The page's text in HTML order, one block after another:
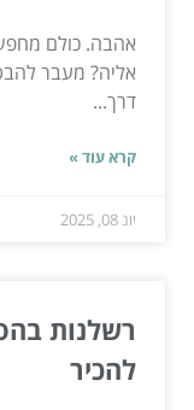
אהבה. כולם
אליה? מעבר
דרך...
קרא עוד »
יונ 08, 2025
רשלנות
להכיר